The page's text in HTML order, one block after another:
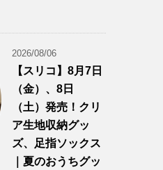
2026/08/06
【スリコ】8月7日
（金）、8日
（土）発売！クリ
ア生地収納グッ
ズ、足指ソックス
｜夏のおうちグッ